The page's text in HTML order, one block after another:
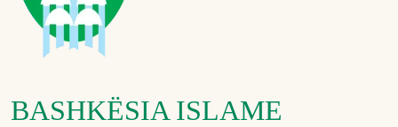
BASHKËSIA ISLAME